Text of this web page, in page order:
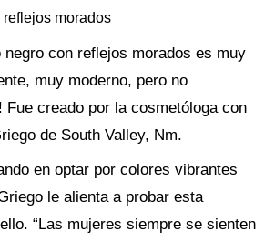
morados
negro con reflejos morados es muy
muy moderno, pero no
Fue creado por la cosmetóloga con
de South Valley, Nm.
en optar por colores vibrantes
le alienta a probar esta
“Las mujeres siempre se sienten